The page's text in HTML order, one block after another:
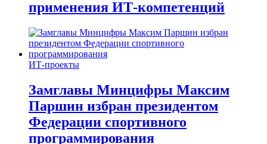
применения ИТ-компетенций
ИТ-проекты
Замглавы Минцифры Максим
Паршин избран президентом
Федерации спортивного
программирования